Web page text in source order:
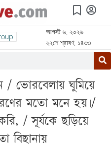
আগস্ট ৬, ২০২৬
২২শে শ্রাবণ, ১৪৩৩
ভোরবেলায় ঘুমিয়ে
মতো মনে হয়।/
/ সূর্যকে ছড়িয়ে
বিছানায়